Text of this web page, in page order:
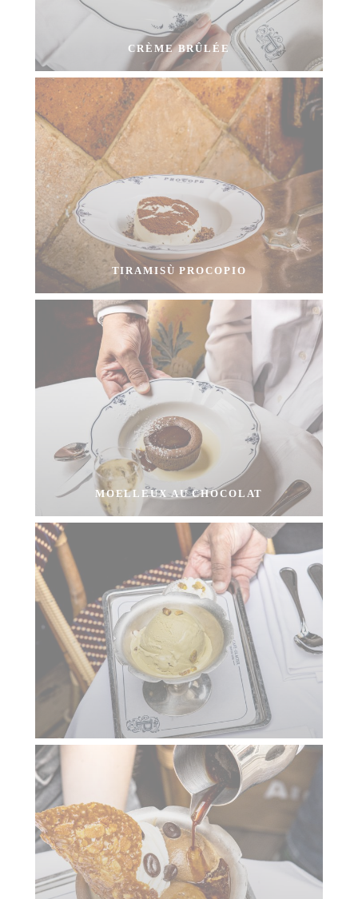
CRÈME BRÛLÉE
TIRAMISÙ PROCOPIO
MOELLEUX AU CHOCOLAT